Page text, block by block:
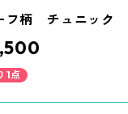
フ柄 チュニッ
1点